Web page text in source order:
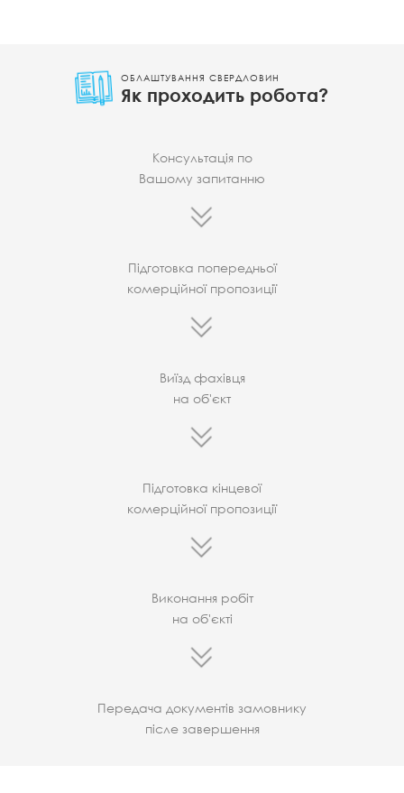
ОБЛАШТУВАННЯ СВЕРДЛОВИН
Як проходить робота?
Консультація по
Вашому запитанню
Підготовка попередньої
комерційної пропозиції
Виїзд фахівця
на об'єкт
Підготовка кінцевої
комерційної пропозиції
Виконання робіт
на об'єкті
Передача документів замовнику
післе завершення